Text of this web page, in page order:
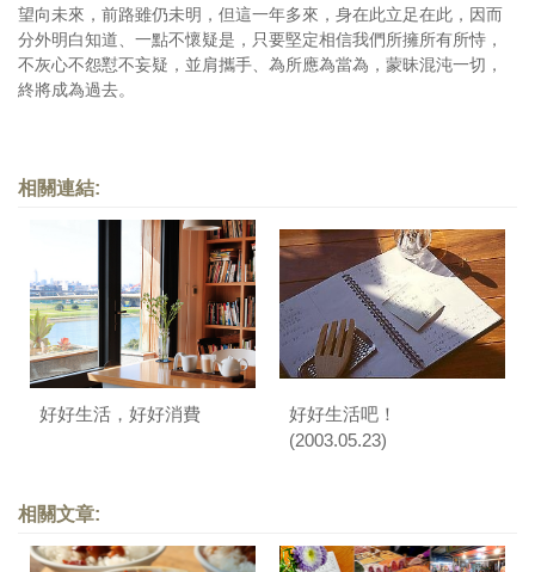
望向未來，前路雖仍未明，但這一年多來，身在此立足在此，因而
分外明白知道、一點不懷疑是，只要堅定相信我們所擁所有所恃，
不灰心不怨懟不妄疑，並肩攜手、為所應為當為，蒙昧混沌一切，
終將成為過去。
相關連結:
好好生活，好好消費
好好生活吧！
(2003.05.23)
相關文章: